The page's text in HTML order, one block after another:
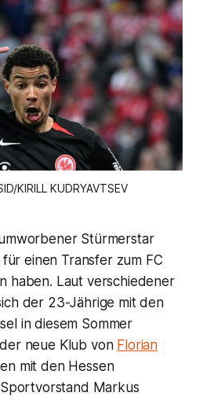
KIRILL KUDRYAVTSEV
Stürmerstar
einen Transfer zum FC
haben. Laut verschiedener
der 23-Jährige mit den
in diesem Sommer
neue Klub von Florian
mit den Hessen
Markus